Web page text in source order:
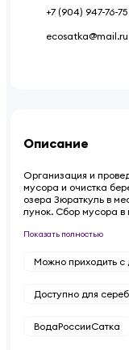
+7 (904) 947-76-75
ecosatka@mail.ru
Описание
Организация и
мусора и очистка
озера Зюраткуль в
лунок. Сбор мусора в
Показать полностью
Можно приходить с
Доступно для
ВодаРоссииСатка